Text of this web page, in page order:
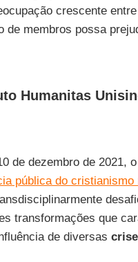
crescente
de membros possa
Humanitas
de dezembro de 2021,
pública do
transformações que
de diversas